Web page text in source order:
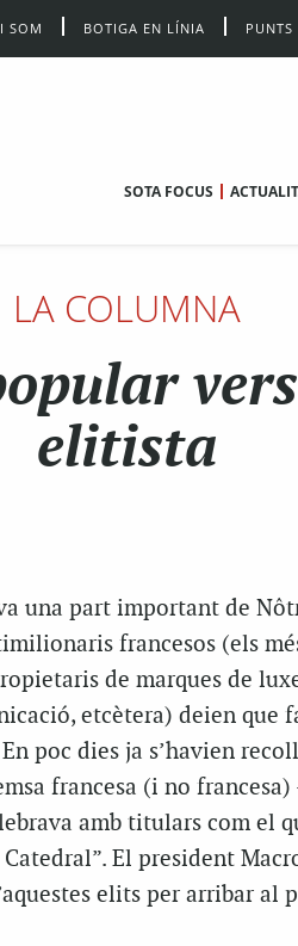
SOM BOTIGA EN LÍNIA PUNTS
SOTA FOCUS
LA COLUMNA
elitista
una part important de
francesos (els
de marques de
etcètera) deien que
poc dies ja s’havien
francesa (i no
amb titulars com el
El president
elits per arribar al